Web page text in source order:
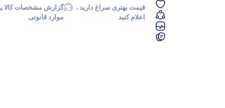
قیمت بهتری سراغ دارید ،
اعلام کنید
گزارش مشخصات کالا
موارد قانونی